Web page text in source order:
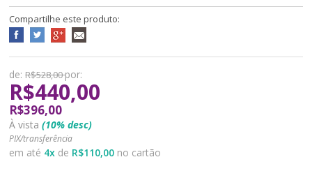
Compartilhe este produto:
de: R$528,00por:
R$440,00
R$396,00
À vista (10% desc)
PIX/transferência
em até 4x de R$110,00 no cartão